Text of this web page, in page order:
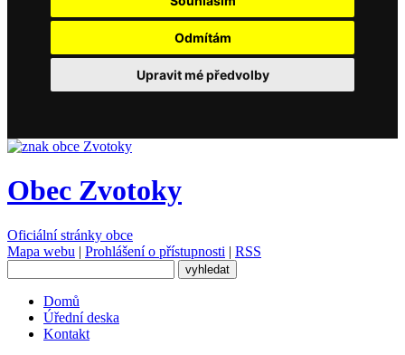
Odmítám
Upravit mé předvolby
Obec Zvotoky
Oficiální stránky obce
Mapa webu | Prohlášení o přístupnosti | RSS
Domů
Úřední deska
Kontakt